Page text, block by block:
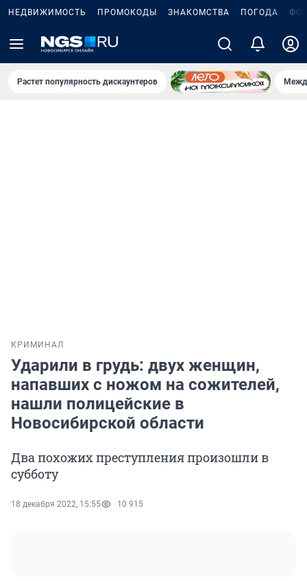
НЕДВИЖИМОСТЬ ПРОМОКОДЫ ЗНАКОМСТВА ПОГОДА
Растет популярность дискаунтеров
КРИМИНАЛ
Ударили в грудь: двух женщин,
напавших с ножом на сожителей,
нашли полицейские в
Новосибирской области
Два похожих преступления произошли в
субботу
18 декабря 2022, 15:55 10 915